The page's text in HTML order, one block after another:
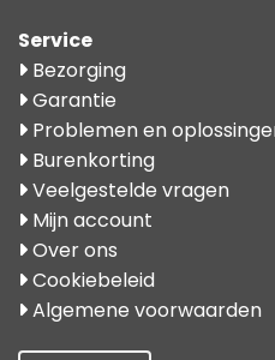
Service
Bezorging
Garantie
Problemen en
Burenkorting
Veelgestelde vragen
Mijn account
Over ons
Cookiebeleid
Algemene voorwaarden